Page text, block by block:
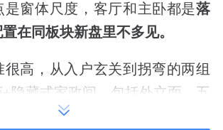
是窗体尺度，客厅和主卧都是落
在同板块新盘里不多见。
高，从入户玄关到拐弯的两组
隐藏式家政间，包括外立面、五
的层板都是交标。